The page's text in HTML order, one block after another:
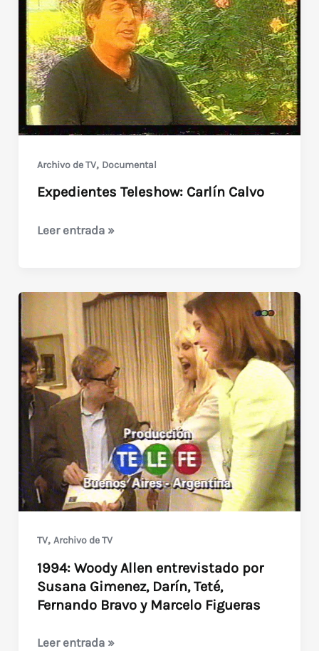
de
los
Videos
(2017)
Archivo de TV, Documental
Expedientes Teleshow: Carlín Calvo
Expedientes
Calvo
Leer entrada »
TV, Archivo de TV
1994: Woody Allen entrevistado por
Susana Gimenez, Darín, Teté,
Fernando Bravo y Marcelo Figueras
1994:
Leer entrada »